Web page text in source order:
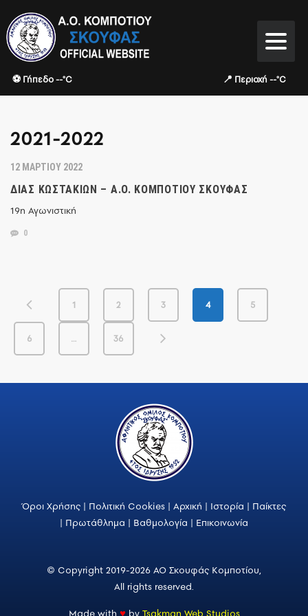
⚽ Γήπεδο --°C 📍 Περιοχή --°C
2021-2022
12 ΜΑΡΤΊΟΥ 2022
ΔΊΑΣ ΚΩΣΤΑΚΙΏΝ – Α.Ο. ΚΟΜΠΟΤΊΟΥ ΣΚΟΥΦΆΣ
19η Αγωνιστική
0
1 2 3 4 5
6 … 36
Όροι Χρήσης | Πολιτική Cookies | Αρχική | Ιστορία | Παίκτες
| Πρωτάθλημα | Βαθμολογία | Επικοινωνία
© Copyright 2019-2026 ΑΟ Σκουφάς Κομποτίου,
All rights reserved.